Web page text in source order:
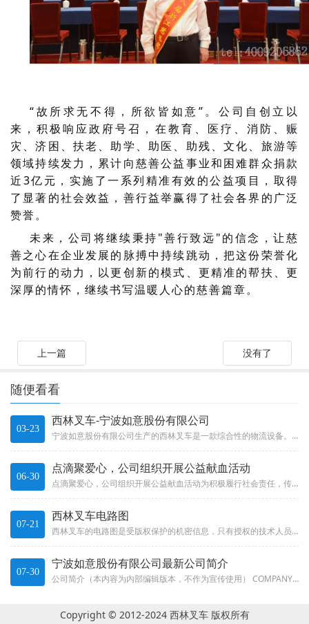
“故所求无不得，所欲皆如意”。公司自创立以
来，积极响应政府号召，在教育、医疗、消防、赈
灾、济困、扶老、助学、助医、助残、文化、旅游等
领域持续发力，累计向慈善公益事业和困难群众捐款
近3亿元，实施了一系列精准有效的公益项目，取得
了显著的社会效益，善行益举赢得了社会各界的广泛
赞誉。
未来，公司将继续秉持"善行致远"的信念，让慈
善之心在企业发展的脉搏中持续跳动，把这份荣誉化
为前行的动力，以更创新的模式、更精准的帮扶、更
深厚的情怀，继续书写温暖人心的慈善篇章。
上一篇 没有了
随便看看
03-23
西林叉车-宁波如意股份有限公司
宁波如意股份有限公司生产的西林叉车是一款综合性的物流设备。西林叉车拥有多种多样的型号，包括搬运车、叉车、堆高车、牵引车和...
06-30
点滴聚爱心，公司组织开展公益献血活动
点滴聚爱心，公司组织开展公益献血活动为积极履行社会责任，传递爱心与生命希望，近日，公司组织开展公益献血活动。广大员工积极...
07-21
西林叉车电路图
西林叉车的电路图是受版权保护的机密信息，只有授权的技术人员才能获得。如果您需要获取西林叉车的电路图，请联系西林叉车的官方...
07-30
宁波如意股份有限公司最新公司简介
公司简介（本内容为内部编辑版本，不作为宣传使用） COMPANY PROFILE 宁波如意股份有限公司创建于19...
Copyright © 2012-2024 西林叉车 版权所有